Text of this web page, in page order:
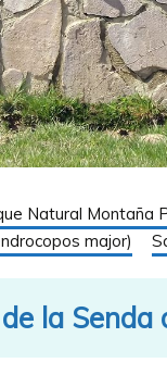
Natural Montaña
major)
la Senda